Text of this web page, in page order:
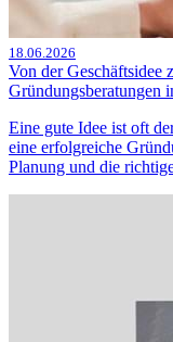
18.06.2026
Von der Geschäftsidee
Gründungsberatungen
Eine gute Idee ist oft
eine erfolgreiche
Planung und die